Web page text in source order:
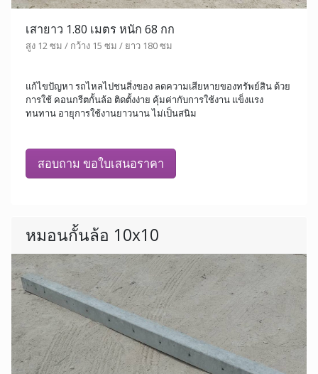
เสายาว 1.80 เมตร หนัก 68 กก
สูง 12 ซม / กว้าง 15 ซม / ยาว 180 ซม
แก้ไขปัญหา รถไหลไปชนสิ่งของ ลดความเสียหายของทรัพย์สิน ด้วย
การใช้ คอนกรีตกั้นล้อ ติดตั้งง่าย คุ้มค่ากับการใช้งาน แข็งแรง
ทนทาน อายุการใช้งานยาวนาน ไม่เป็นสนิม
สอบถาม ขอใบเสนอราคา
หมอนกั้นล้อ 10x10